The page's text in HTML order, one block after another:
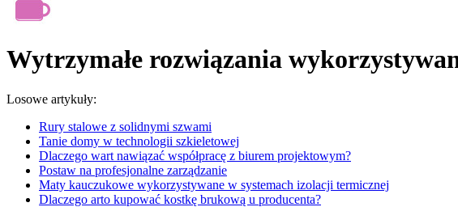
Wytrzymałe rozwiązania
Losowe artykuły:
Rury stalowe z solidnymi szwami
Tanie domy w technologii szkieletowej
Dlaczego wart nawiązać współpracę z biurem projektowym?
Postaw na profesjonalne zarządzanie
Maty kauczukowe wykorzystywane w systemach izolacji termicznej
Dlaczego arto kupować kostkę brukową u producenta?